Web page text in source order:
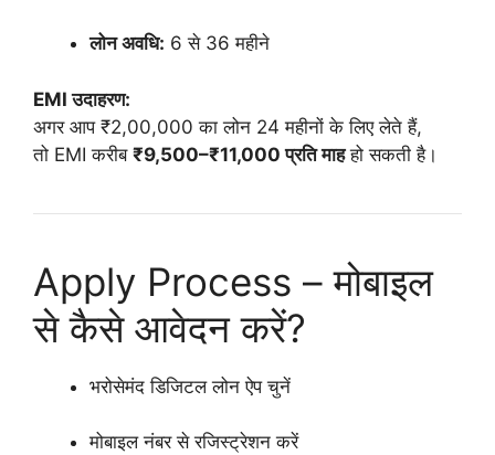
लोन अवधि: 6 से 36 महीने
EMI उदाहरण:
अगर आप ₹2,00,000 का लोन 24 महीनों के लिए लेते हैं,
तो EMI करीब ₹9,500–₹11,000 प्रति माहहो सकती है।
Apply Process – मोबाइल
से कैसे आवेदन करें?
भरोसेमंद डिजिटल लोन ऐप चुनें
मोबाइल नंबर से रजिस्ट्रेशन करें